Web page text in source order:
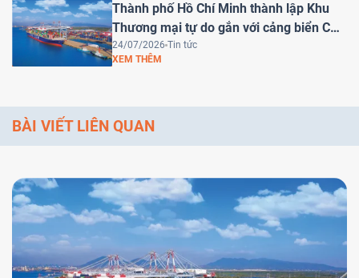
Thành phố Hồ Chí Minh thành lập Khu
Thương mại tự do gắn với cảng biển Cái
Mép Hạ – Bước tiến chiến lược đưa Việt
Nam trở thành trung tâm logistics khu
24/07/2026 Tin tức
XEM THÊM
BÀI VIẾT LIÊN QUAN